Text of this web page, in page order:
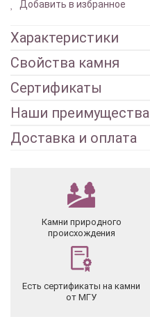
Добавить в избранное
Характеристики
Свойства камня
Сертификаты
Наши преимущества
Доставка и оплата
Камни природного
происхождения
Есть сертификаты на камни
от МГУ